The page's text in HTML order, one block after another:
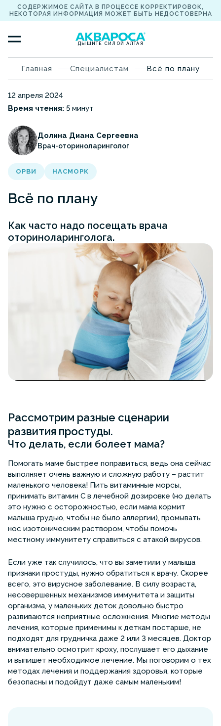
СОДЕРЖИМОЕ САЙТА В ПРОЦЕССЕ КОРРЕКТИРОВОК,
НЕКОТОРАЯ ИНФОРМАЦИЯ МОЖЕТ БЫТЬ НЕДОСТОВЕРНА
ДЫШИТЕ СИЛОЙ АЛТАЯ
Главная Специалистам Всё по плану
12 апреля 2024
Время чтения: 5 минут
Долина Диана Сергеевна
Врач-оториноларинголог
ОРВИ НАСМОРК
Всё по плану
Как часто надо посещать врача
оториноларинголога.
Рассмотрим разные сценарии
развития простуды.
Что делать, если болеет мама?
Помогать маме быстрее поправиться, ведь она сейчас
выполняет очень важную и сложную работу – растит
маленького человека! Пить витаминные морсы,
принимать витамин С в лечебной дозировке (но делать
это нужно с осторожностью, если мама кормит
малыша грудью, чтобы не было аллергии), промывать
нос изотоническим раствором, чтобы помочь
местному иммунитету справиться с атакой вирусов.
Если уже так случилось, что вы заметили у малыша
признаки простуды, нужно обратиться к врачу. Скорее
всего, это вирусное заболевание. В силу возраста,
несовершенных механизмов иммунитета и защиты
организма, у маленьких деток довольно быстро
развиваются неприятные осложнения. Многие методы
лечения, которые применимы к деткам постарше, не
подходят для грудничка даже 2 или 3 месяцев. Доктор
внимательно осмотрит кроху, послушает его дыхание
и выпишет необходимое лечение. Мы поговорим о тех
методах лечения и поддержания здоровья, которые
безопасны и подойдут даже самым маленьким!